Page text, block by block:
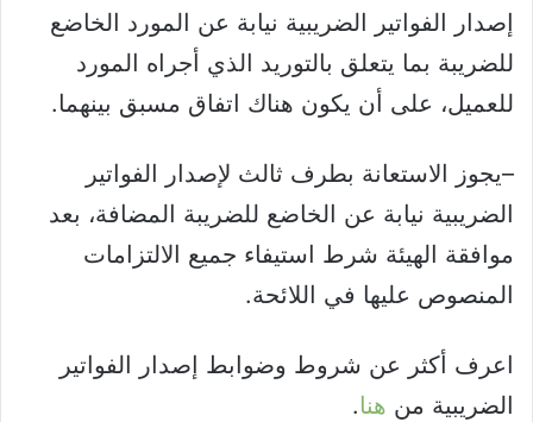
إصدار الفواتير الضريبية نيابة عن المورد الخاضع
للضريبة بما يتعلق بالتوريد الذي أجراه المورد
للعميل، على أن يكون هناك اتفاق مسبق بينهما.
–يجوز الاستعانة بطرف ثالث لإصدار الفواتير
الضريبية نيابة عن الخاضع للضريبة المضافة، بعد
موافقة الهيئة شرط استيفاء جميع الالتزامات
المنصوص عليها في اللائحة.
اعرف أكثر عن شروط وضوابط إصدار الفواتير
الضريبية من هنا.